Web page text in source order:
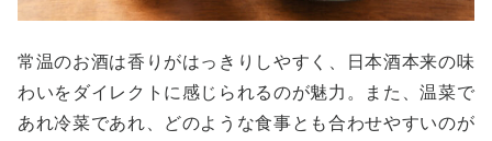
常温のお酒は香りがはっきりしやすく、日本酒本来の味
わいをダイレクトに感じられるのが魅力。また、温菜で
あれ冷菜であれ、どのような食事とも合わせやすいのが